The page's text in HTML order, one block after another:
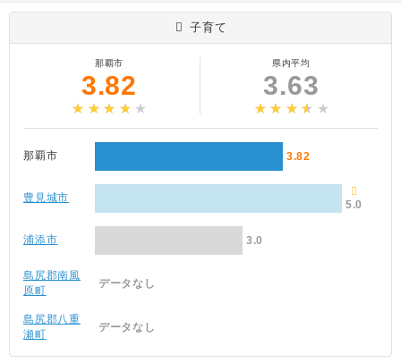
子育て
那覇市
3.82
県内平均
3.63
那覇市 3.82
豊見城市
5.0
浦添市 3.0
島尻郡南風
原町
データなし
島尻郡八重
瀬町
データなし